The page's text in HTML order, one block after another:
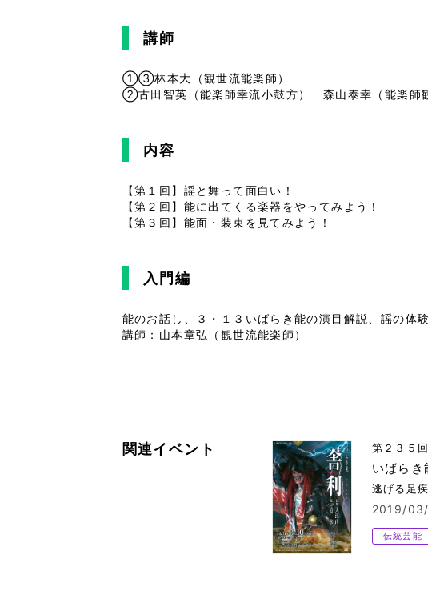
講師
①③林本大（観世流能楽師）
②古田智英（能楽師幸流小鼓方） 森山泰幸（能楽師
内容
【第１回】謡と舞って面白い！
【第２回】能に出てくる楽器をやってみよう！
【第３回】能面・装束を見てみよう！
入門編
能のお話し、３・１３いばらき能の演目解説、謡の体
講師：山本章弘（観世流能楽師）
関連イベント 第２３５
いばらき
逃げる足
2019/
伝統芸能